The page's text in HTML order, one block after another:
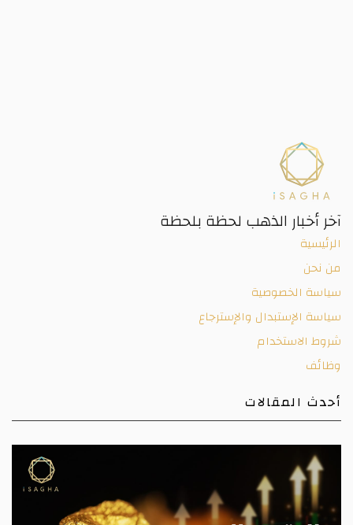
آخر أخبار الذهب لحظة بلحظة
الرئيسية
من نحن
سياسة الخصوصية
سياسة الإستبدال والإسترجاع
شروط الاستخدام
وظائف
أحدث المقالات